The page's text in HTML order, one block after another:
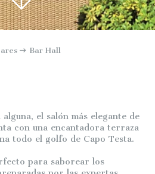
Bar Hall
el salón más elegante de
con una encantadora terraza
todo el golfo de Capo Testa.
para saborear los